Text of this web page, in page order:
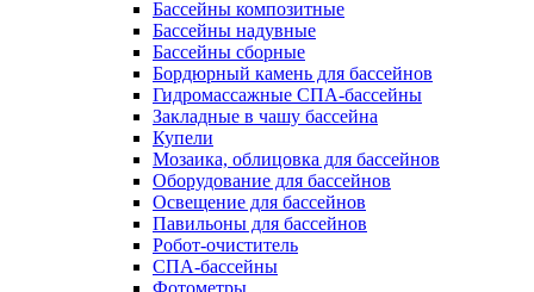
Бассейны композитные
Бассейны надувные
Бассейны сборные
Бордюрный камень для бассейнов
Гидромассажные СПА-бассейны
Закладные в чашу бассейна
Купели
Мозаика, облицовка для бассейнов
Оборудование для бассейнов
Освещение для бассейнов
Павильоны для бассейнов
Робот-очиститель
СПА-бассейны
Фотометры